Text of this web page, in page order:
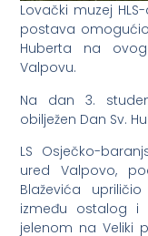
Lovački muzej
postava
Huberta na
Valpovu.
Na dan 3.
obilježen Dan Sv.
LS Osječko-
ured Valpovo,
Blaževića
između ostalog i
jelenom na Veliki